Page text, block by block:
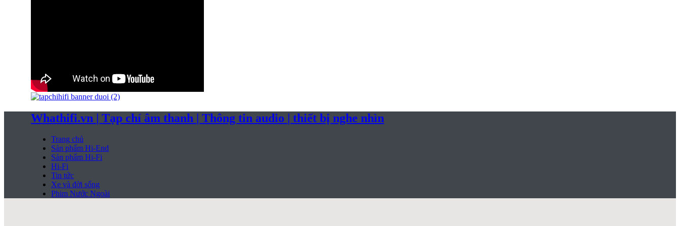
Whathifi.vn | Tạp chí âm thanh | Thông tin audio | thiết bị nghe nhìn
Trang chủ
Sản phẩm Hi-End
Sản phẩm Hi-Fi
Hi-Fi
Tin tức
Xe và đời sống
Phim Nước Ngoài